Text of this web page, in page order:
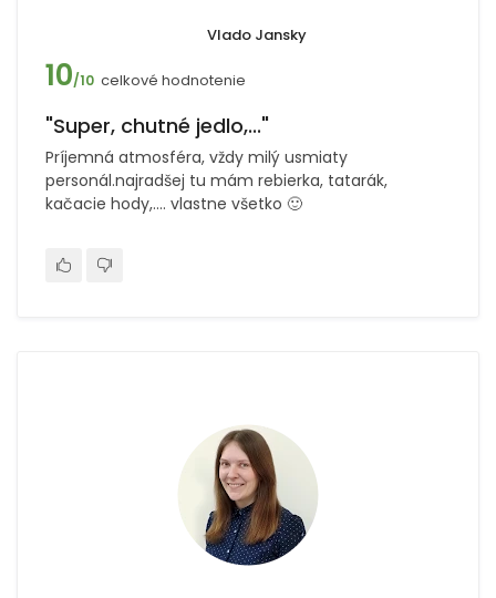
Vlado Jansky
10/10 celkové hodnotenie
"Super, chutné jedlo,..."
Príjemná atmosféra, vždy milý usmiaty
personál.najradšej tu mám rebierka, tatarák,
kačacie hody,.... vlastne všetko 🙂